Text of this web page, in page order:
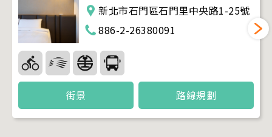
新北市石門區石門里中央路1-25號
886-2-26380091
街景 路線規劃